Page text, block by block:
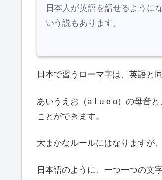
日本人が英語を話せるように
いう説もあります。
日本で習うローマ字は、英語と
あいうえお（a I u e o）の母音
ことができます。
大まかなルールにはなりますが
日本語のように、一つ一つの文